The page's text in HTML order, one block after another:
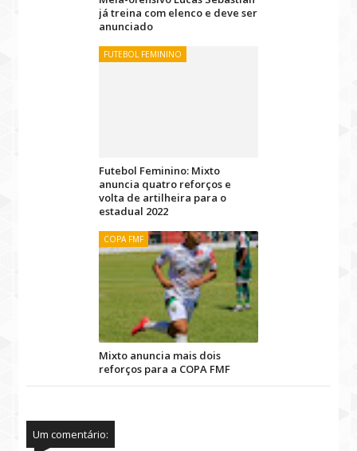
já treina com elenco e deve ser
anunciado
FUTEBOL FEMININO
Futebol Feminino: Mixto
anuncia quatro reforços e
volta de artilheira para o
estadual 2022
COPA FMF
Mixto anuncia mais dois
reforços para a COPA FMF
Um comentário: